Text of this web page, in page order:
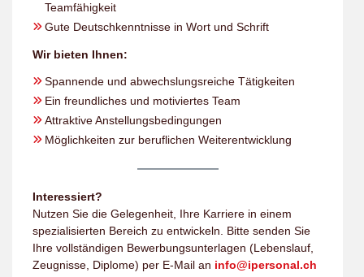
Teamfähigkeit
Gute Deutschkenntnisse in Wort und Schrift
Wir bieten Ihnen:
Spannende und abwechslungsreiche Tätigkeiten
Ein freundliches und motiviertes Team
Attraktive Anstellungsbedingungen
Möglichkeiten zur beruflichen Weiterentwicklung
Interessiert?
Nutzen Sie die Gelegenheit, Ihre Karriere in einem
spezialisierten Bereich zu entwickeln. Bitte senden Sie
Ihre vollständigen Bewerbungsunterlagen (Lebenslauf,
Zeugnisse, Diplome) per E-Mail an info@ipersonal.ch